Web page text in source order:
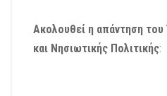
Ακολουθεί η απάντηση του
και Νησιωτικής Πολιτικής: